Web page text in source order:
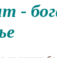
-